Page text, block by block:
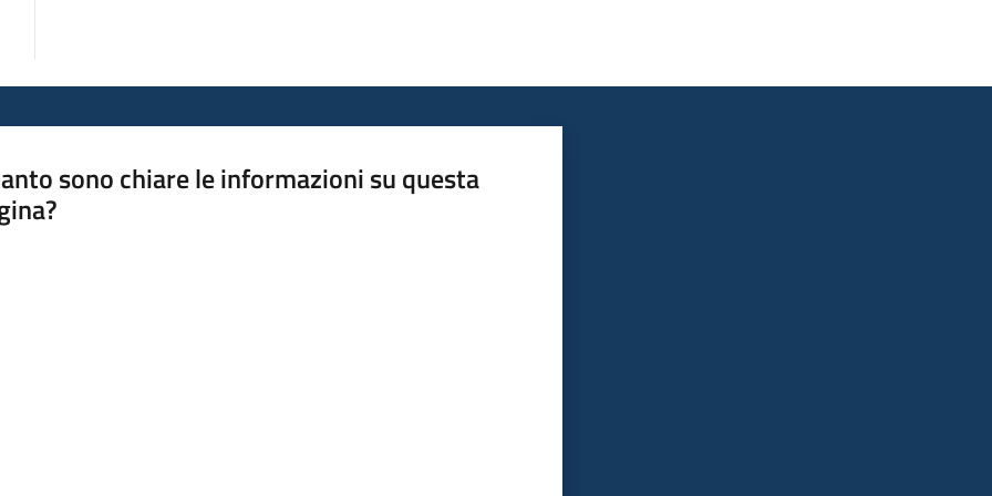
sono chiare le informazioni su questa